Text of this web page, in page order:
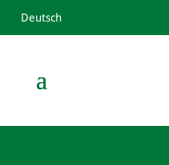
Deutsch